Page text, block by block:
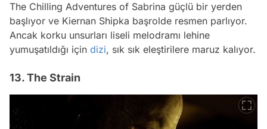
The Chilling Adventures of Sabrina güçlü bir yerden
başlıyor ve Kiernan Shipka başrolde resmen parlıyor.
Ancak korku unsurları liseli melodramı lehine
yumuşatıldığı için dizi, sık sık eleştirilere maruz kalıyor.
13. The Strain